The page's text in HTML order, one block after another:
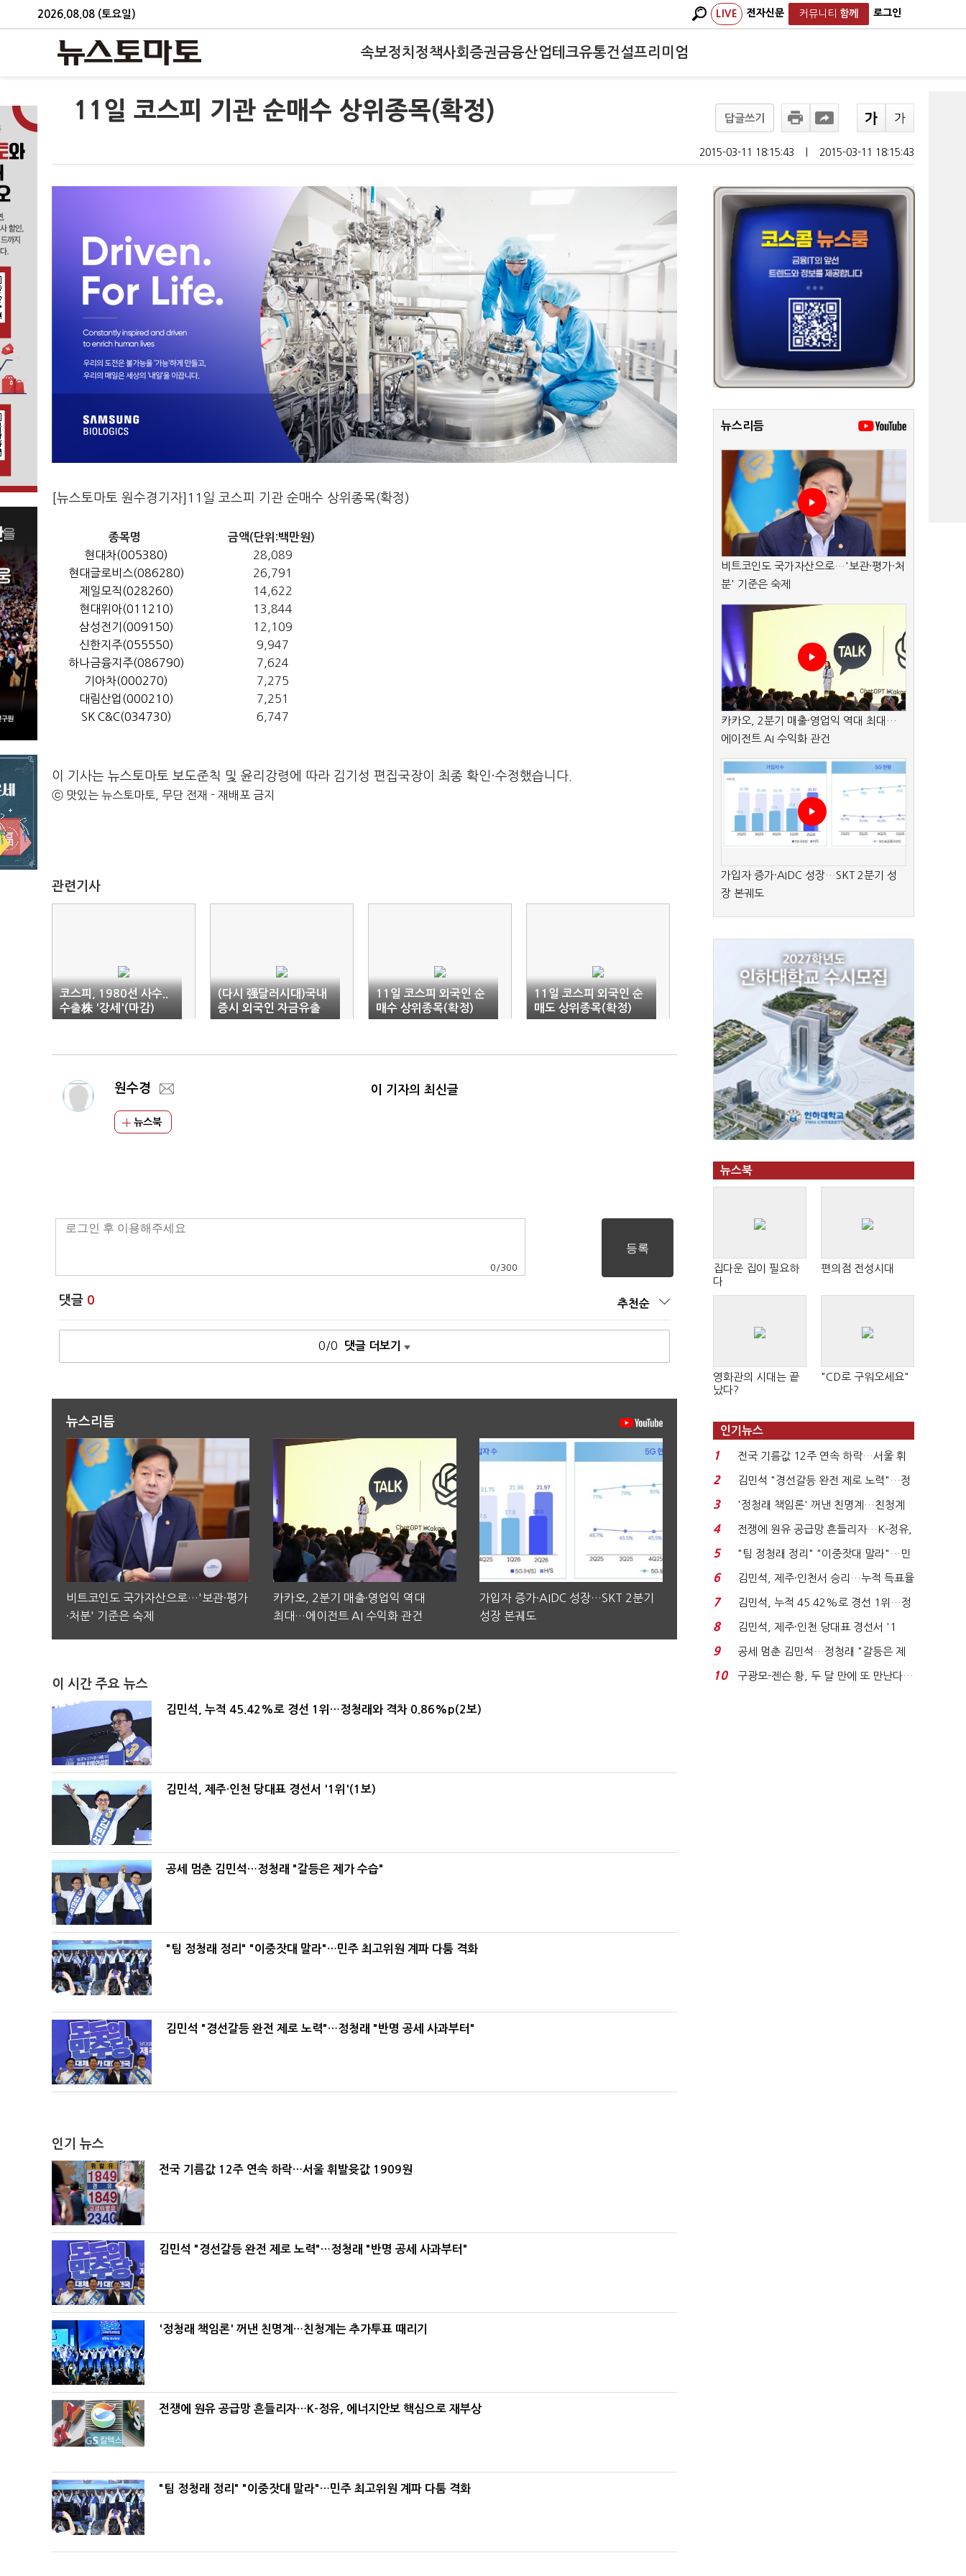
2026.08.08 (토요일) LIVE 전자신문 커뮤니티 함께 로그인
속보정치 정책사회 증권금융산업테크유통건설프리미엄
11일 코스피 기관 순매수 상위종목(확정) 답글쓰기
2015-03-11 18:15:43 2015-03-11 18:15:43
[뉴스토마토 원수경기자]11일 코스피 기관 순매수 상위종목(확정)
종목명 금액(단위:백만원)
현대차(005380)
28,089
현대글로비스(086280)
26,791
제일모직(028260)
14,622
현대위아(011210)
13,844
삼성전기(009150)
12,109
신한지주(055550)
9,947
하나금융지주(086790)
7,624
기아차(000270)
7,275
대림산업(000210)
7,251
SK C&C(034730)
6,747
이 기사는 뉴스토마토 보도준칙 및 윤리강령에 따라 김기성 편집국장이 최종 확인·수정했습니다.
ⓒ 맛있는 뉴스토마토, 무단 전재 - 재배포 금지
관련기사
코스피, 1980선 사수..
수출株 '강세'(마감)
(다시 强달러시대)국내
증시 외국인 자금유출
우려 '제한적'
11일 코스피 외국인 순
매수 상위종목(확정)
11일 코스피 외국인 순
매도 상위종목(확정)
원수경
뉴스북
이 기자의 최신글
0 /300
댓글 0 추천순
0/0 댓글 더보기
뉴스리듬
비트코인도 국가자산으로…'보관·평가
·처분' 기준은 숙제
카카오, 2분기 매출·영업익 역대
최대…에이전트 AI 수익화 관건
가입자 증가·AIDC 성장…SKT 2분기
성장 본궤도
이 시간 주요 뉴스
김민석, 누적 45.42%로 경선 1위…정청래와 격차 0.86%p(2보)
김민석, 제주·인천 당대표 경선서 '1위'(1보)
공세 멈춘 김민석…정청래 "갈등은 제가 수습"
"팀 정청래 정리" "이중잣대 말라"…민주 최고위원 계파 다툼 격화
김민석 "경선갈등 완전 제로 노력"…정청래 "반명 공세 사과부터"
인기 뉴스
전국 기름값 12주 연속 하락…서울 휘발윳값 1909원
김민석 "경선갈등 완전 제로 노력"…정청래 "반명 공세 사과부터"
'정청래 책임론' 꺼낸 친명계…친청계는 추가투표 때리기
전쟁에 원유 공급망 흔들리자…K-정유, 에너지안보 핵심으로 재부상
"팀 정청래 정리" "이중잣대 말라"…민주 최고위원 계파 다툼 격화
뉴스리듬
비트코인도 국가자산으로…'보관·평가·처
분' 기준은 숙제
카카오, 2분기 매출·영업익 역대 최대…
에이전트 AI 수익화 관건
가입자 증가·AIDC 성장…SKT 2분기 성
장 본궤도
뉴스북
집다운 집이 필요하
다
편의점 전성시대
영화관의 시대는 끝
났다?
"CD로 구워오세요"
인기뉴스
1
전국 기름값 12주 연속 하락…서울 휘
발윳값 1909원...
2
김민석 "경선갈등 완전 제로 노력"…정
청래 "반명 공세 사...
3
'정청래 책임론' 꺼낸 친명계…친청계
는 추가투표 때리기...
4
전쟁에 원유 공급망 흔들리자…K-정유,
에너지안보 핵심...
5
"팀 정청래 정리" "이중잣대 말라"…민
주 최고위원 계파 다...
6
김민석, 제주·인천서 승리…누적 득표율
'1위 탈환'(종합)...
7
김민석, 누적 45.42%로 경선 1위…정
청래와 격차 0.86%p(...
8
김민석, 제주·인천 당대표 경선서 '1
위'(1보)...
9
공세 멈춘 김민석…정청래 "갈등은 제
가 수습"
10
구광모-젠슨 황, 두 달 만에 또 만난다…